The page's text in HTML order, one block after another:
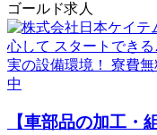
ゴールド求人
【車部品の加工・